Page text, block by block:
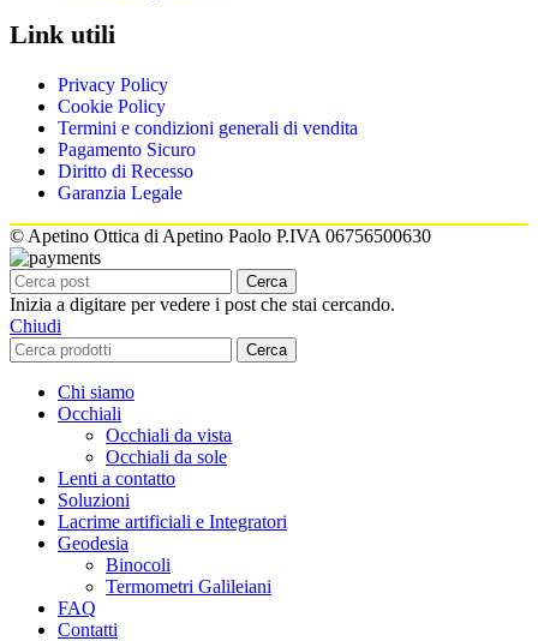
Link utili
Privacy Policy
Cookie Policy
Termini e condizioni generali di vendita
Pagamento Sicuro
Diritto di Recesso
Garanzia Legale
© Apetino Ottica di Apetino Paolo P.IVA 06756500630
Cerca
Inizia a digitare per vedere i post che stai cercando.
Chiudi
Cerca
Chi siamo
Occhiali
Occhiali da vista
Occhiali da sole
Lenti a contatto
Soluzioni
Lacrime artificiali e Integratori
Geodesia
Binocoli
Termometri Galileiani
FAQ
Contatti